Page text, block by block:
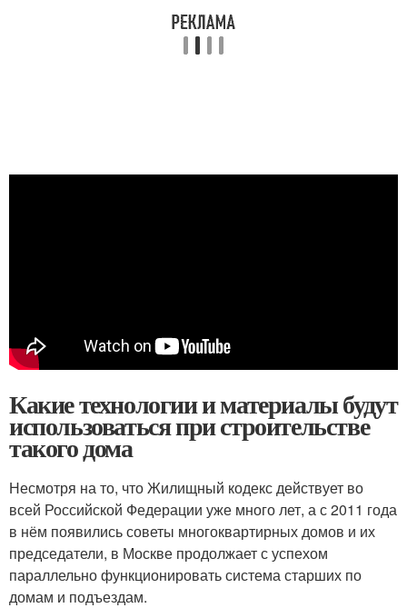
Какие технологии и материалы будут
использоваться при строительстве
такого дома
Несмотря на то, что Жилищный кодекс действует во
всей Российской Федерации уже много лет, а с 2011 года
в нём появились советы многоквартирных домов и их
председатели, в Москве продолжает с успехом
параллельно функционировать система старших по
домам и подъездам.